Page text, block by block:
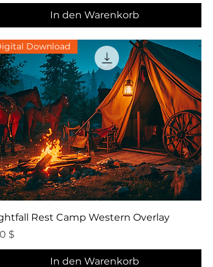
In den Warenkorb
Schnellansicht
Download
Rest Camp Western Overlay
$
In den Warenkorb